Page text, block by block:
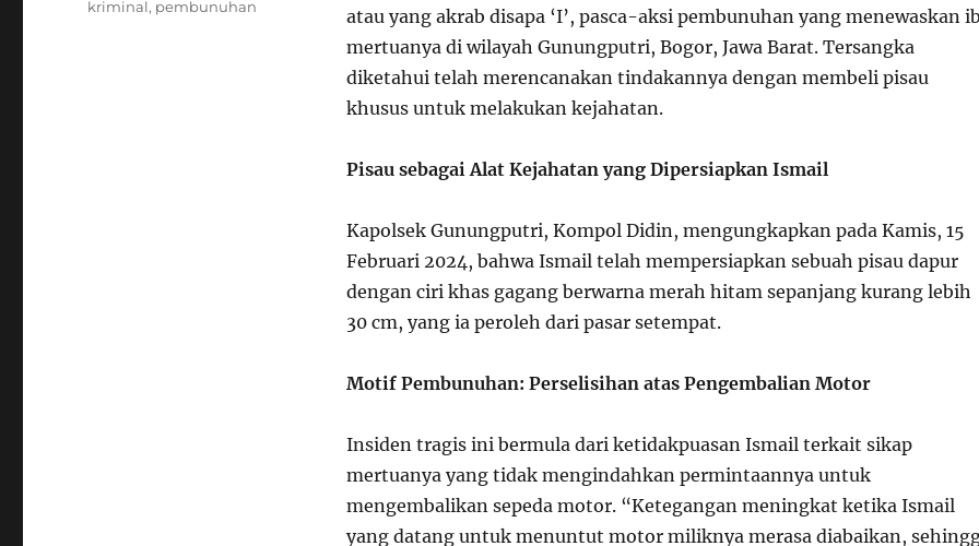
atau yang akrab disapa ‘I’, pasca-aksi pembunuhan yang menewaskan
mertuanya di wilayah Gunungputri, Bogor, Jawa Barat. Tersangka
diketahui telah merencanakan tindakannya dengan membeli pisau
khusus untuk melakukan kejahatan.
Pisau sebagai Alat Kejahatan yang Dipersiapkan Ismail
Kapolsek Gunungputri, Kompol Didin, mengungkapkan pada Kamis, 15
Februari 2024, bahwa Ismail telah mempersiapkan sebuah pisau dapur
dengan ciri khas gagang berwarna merah hitam sepanjang kurang lebih
30 cm, yang ia peroleh dari pasar setempat.
Motif Pembunuhan: Perselisihan atas Pengembalian Motor
Insiden tragis ini bermula dari ketidakpuasan Ismail terkait sikap
mertuanya yang tidak mengindahkan permintaannya untuk
mengembalikan sepeda motor. “Ketegangan meningkat ketika Ismail
yang datang untuk menuntut motor miliknya merasa diabaikan,
kriminal, pembunuhan